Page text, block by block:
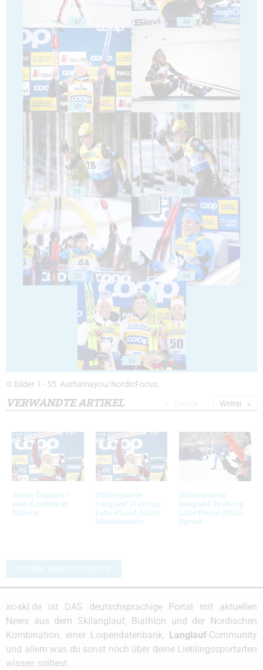
47 48
49 50
51 52
53 54
55
© Bilder 1 - 55: Authamayou/NordicFocus;
VERWANDTE ARTIKEL
Jessie Diggins –
eine Karriere in
Bildern
Bildergalerie
Langlauf Weltcup
Lake Placid (USA)
Massenstarts
Bildergalerie
Langlauf Weltcup
Lake Placid (USA)
Sprint
Weiter
Schreibe einen Kommentar
xc-ski.de ist DAS deutschsprachige Portal mit aktuellen
News aus dem Skilanglauf, Biathlon und der Nordischen
Kombination, einer Loipendatenbank,
Langlauf-Community
und allem was du sonst noch über deine Lieblingssportarten
wissen solltest.